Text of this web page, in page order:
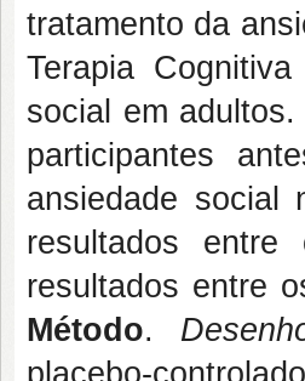
tratamento da
Terapia
social em
participantes
ansiedade social
resultados
resultados entre
Método.
placebo-